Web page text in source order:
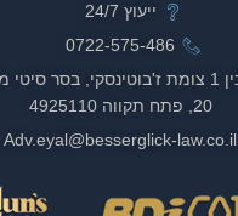
ייעוץ 24/7
0722-575-486
20, פתח תקווה 4925110
Adv.eyal@besserglick-law.co.il